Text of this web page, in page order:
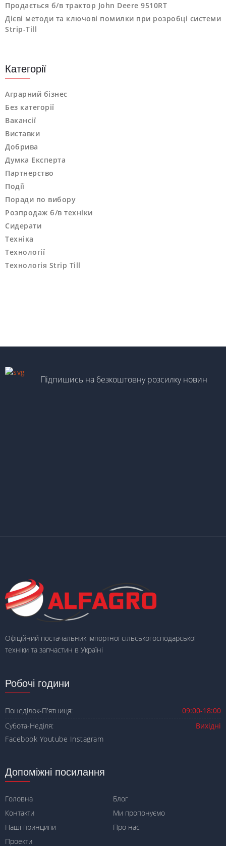
Продається б/в трактор John Deere 9510RT
Дієві методи та ключові помилки при розробці системи
Strip-Till
Категорії
Аграрний бізнес
Без категорії
Вакансії
Виставки
Добрива
Думка Експерта
Партнерство
Події
Поради по вибору
Розпродаж б/в техніки
Сидерати
Техніка
Технології
Технологія Strip Till
Підпишись на безкоштовну розсилку новин
Офіційний постачальник імпортної сільськогосподарської
техніки та запчастин в Україні
Робочі години
Понеділок-П'ятниця:
09:00-18:00
Субота-Неділя:
Вихідні
Facebook Youtube Instagram
Допоміжні посилання
Головна
Блог
Контакти
Ми пропонуємо
Наші принципи
Про нас
Проекти